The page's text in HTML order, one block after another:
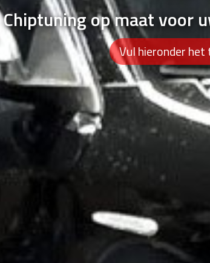
Chiptuning op maat voor
Vul hieronder